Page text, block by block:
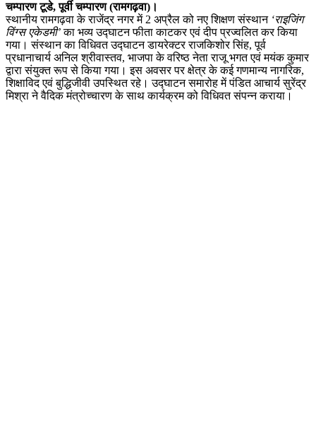
चम्पारण टूडे, पूर्वी चम्पारण (रामगढ़वा)।
स्थानीय रामगढ़वा के राजेंद्र नगर में 2 अप्रैल को नए शिक्षण संस्थान ‘राइजिंग
विंग्स एकेडमी’का भव्य उद्घाटन फीता काटकर एवं दीप प्रज्वलित कर किया
गया। संस्थान का विधिवत उद्घाटन डायरेक्टर राजकिशोर सिंह, पूर्व
प्रधानाचार्य अनिल श्रीवास्तव, भाजपा के वरिष्ठ नेता राजू भगत एवं मयंक कुमार
द्वारा संयुक्त रूप से किया गया। इस अवसर पर क्षेत्र के कई गणमान्य नागरिक,
शिक्षाविद एवं बुद्धिजीवी उपस्थित रहे। उद्घाटन समारोह में पंडित आचार्य सुरेंद्र
मिश्रा ने वैदिक मंत्रोच्चारण के साथ कार्यक्रम को विधिवत संपन्न कराया।